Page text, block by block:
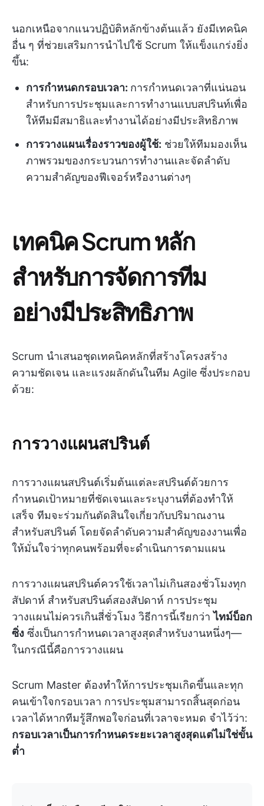
นอกเหนือจากแนวปฏิบัติหลักข้างต้นแล้ว ยังมีเทคนิค
อื่น ๆ ที่ช่วยเสริมการนำไปใช้ Scrum ให้แข็งแกร่งยิ่ง
ขึ้น:
การกำหนดกรอบเวลา: การกำหนดเวลาที่แน่นอน
สำหรับการประชุมและการทำงานแบบสปรินท์เพื่อ
ให้ทีมมีสมาธิและทำงานได้อย่างมีประสิทธิภาพ
การวางแผนเรื่องราวของผู้ใช้: ช่วยให้ทีมมองเห็น
ภาพรวมของกระบวนการทำงานและจัดลำดับ
ความสำคัญของฟีเจอร์หรืองานต่างๆ
เทคนิค Scrum หลัก
สำหรับการจัดการทีม
อย่างมีประสิทธิภาพ
Scrum นำเสนอชุดเทคนิคหลักที่สร้างโครงสร้าง
ความชัดเจน และแรงผลักดันในทีม Agile ซึ่งประกอบ
ด้วย:
การวางแผนสปรินต์
การวางแผนสปรินต์เริ่มต้นแต่ละสปรินต์ด้วยการ
กำหนดเป้าหมายที่ชัดเจนและระบุงานที่ต้องทำให้
เสร็จ ทีมจะร่วมกันตัดสินใจเกี่ยวกับปริมาณงาน
สำหรับสปรินต์ โดยจัดลำดับความสำคัญของงานเพื่อ
ให้มั่นใจว่าทุกคนพร้อมที่จะดำเนินการตามแผน
การวางแผนสปรินต์ควรใช้เวลาไม่เกินสองชั่วโมงทุก
สัปดาห์ สำหรับสปรินต์สองสัปดาห์ การประชุม
วางแผนไม่ควรเกินสี่ชั่วโมง วิธีการนี้เรียกว่าไทม์บ็อก
ซิ่ง ซึ่งเป็นการกำหนดเวลาสูงสุดสำหรับงานหนึ่งๆ—
ในกรณีนี้คือการวางแผน
Scrum Master ต้องทำให้การประชุมเกิดขึ้นและทุก
คนเข้าใจกรอบเวลา การประชุมสามารถสิ้นสุดก่อน
เวลาได้หากทีมรู้สึกพอใจก่อนที่เวลาจะหมด จำไว้ว่า:
กรอบเวลาเป็นการกำหนดระยะเวลาสูงสุดแต่ไม่ใช่ขั้น
ต่ำ